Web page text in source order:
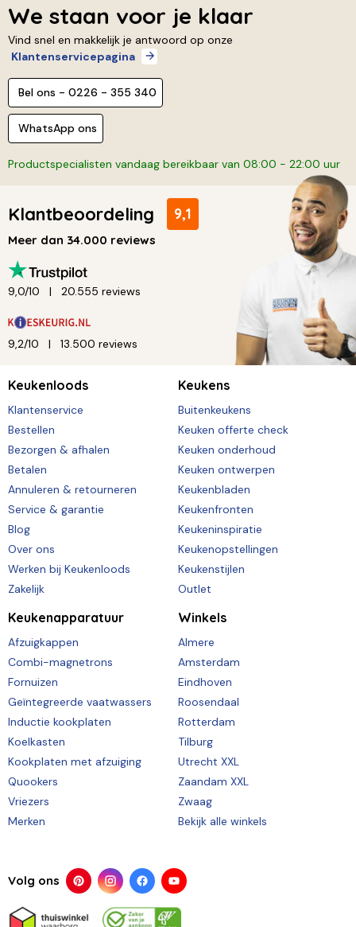
We staan voor je klaar
Vind snel en makkelijk je antwoord op onze
Klantenservicepagina
Bel ons - 0226 - 355 340
WhatsApp ons
Productspecialisten vandaag bereikbaar van 08:00 - 22:00 uur
Klantbeoordeling 9,1
Meer dan 34.000 reviews
9,0/10 20.555 reviews
9,2/10 13.500 reviews
Keukenloods
Klantenservice
Bestellen
Bezorgen & afhalen
Betalen
Annuleren & retourneren
Service & garantie
Blog
Over ons
Werken bij Keukenloods
Zakelijk
Keukens
Buitenkeukens
Keuken offerte check
Keuken onderhoud
Keuken ontwerpen
Keukenbladen
Keukenfronten
Keukeninspiratie
Keukenopstellingen
Keukenstijlen
Outlet
Keukenapparatuur
Afzuigkappen
Combi-magnetrons
Fornuizen
Geïntegreerde vaatwassers
Inductie kookplaten
Koelkasten
Kookplaten met afzuiging
Quookers
Vriezers
Merken
Winkels
Almere
Amsterdam
Eindhoven
Roosendaal
Rotterdam
Tilburg
Utrecht XXL
Zaandam XXL
Zwaag
Bekijk alle winkels
Volg ons